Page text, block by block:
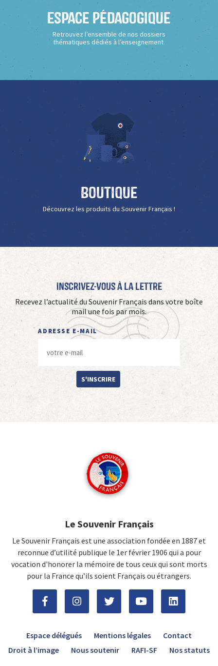
Espace Pédagogique
Retrouvez l’ensemble de nos dossiers
thématiques dédiés à l’enseignement.
Boutique
Découvrez les produits du Souvenir Français !
Inscrivez-vous à La Lettre
Recevez l’actualité du Souvenir Français dans votre boîte
mail une fois par mois.
ADRESSE E-MAIL
S'INSCRIRE
Le Souvenir Français
Le Souvenir Français est une association fondée en 1887 et
reconnue d’utilité publique le 1er février 1906 qui a pour
vocation d'honorer la mémoire de tous ceux qui sont morts
pour la France qu’ils soient Français ou étrangers.
Espace délégués Mentions légales
Contact
Droit à l’image
Nous soutenir RAFI-SF Nos statuts